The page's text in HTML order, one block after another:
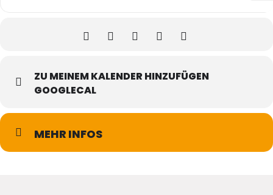
ZU MEINEM KALENDER HINZUFÜGEN
GOOGLECAL
MEHR INFOS